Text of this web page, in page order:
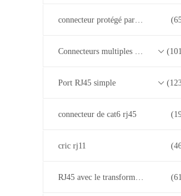
connecteur protégé par rj45
Connecteurs multiples du port RJ45
Port RJ45 simple
connecteur de cat6 rj45
cric rj11
RJ45 avec le transformateur